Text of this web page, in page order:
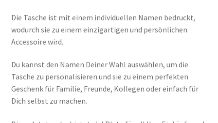
Die Tasche ist mit einem individuellen Namen bedruckt,
wodurch sie zu einem einzigartigen und persönlichen
Accessoire wird.
Du kannst den Namen Deiner Wahl auswählen, um die
Tasche zu personalisieren und sie zu einem perfekten
Geschenk für Familie, Freunde, Kollegen oder einfach für
Dich selbst zu machen.